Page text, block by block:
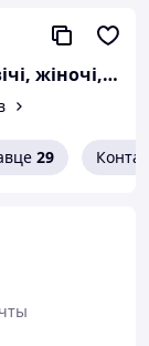
Скарбниця Карпат - чоловічі, жіночі, дитячі вишиванки, гердани, ручної роботи
29